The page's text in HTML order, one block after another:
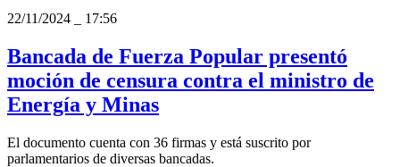
22/11/2024
17:56
Bancada de Fuerza Popular presentó
moción de censura contra el ministro de
Energía y Minas
El documento cuenta con 36 firmas y está suscrito por
parlamentarios de diversas bancadas.